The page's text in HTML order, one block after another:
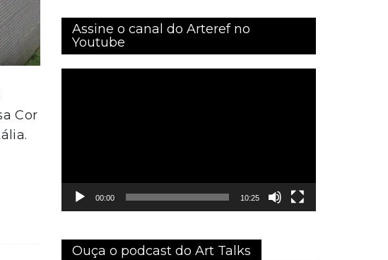
Cor
Assine o canal do Arteref no
Youtube
00:00 10:25
Ouça o podcast do Art Talks